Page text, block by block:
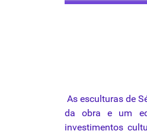
As esculturas de
da
obra e um
investimentos